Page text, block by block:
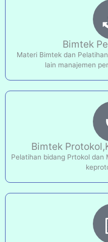
Bimtek
Materi Bimtek dan
lain manajemen
Bimtek
Pelatihan bidang Prtokol